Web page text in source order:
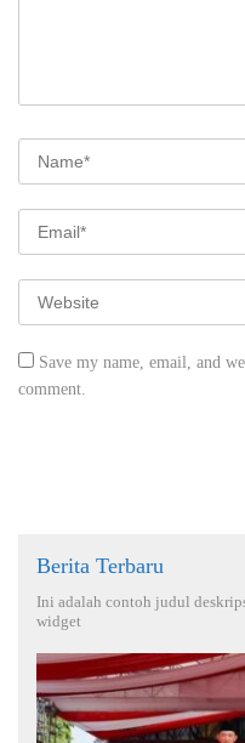
Save my name, email, and
comment.
Berita Terbaru
Ini adalah contoh judul
widget